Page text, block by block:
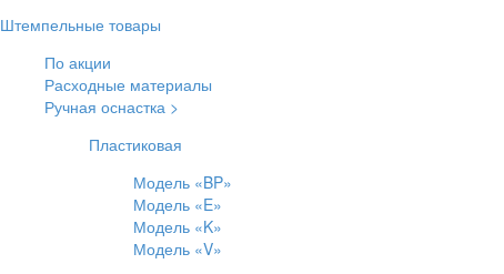
Штемпельные товары
По акции
Расходные материалы
Ручная оснастка >
Пластиковая
Модель «BP»
Модель «E»
Модель «K»
Модель «V»